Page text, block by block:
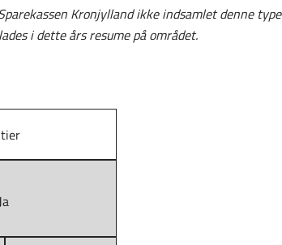
Kronjylland ikke indsamlet denne
i dette års resume på området.